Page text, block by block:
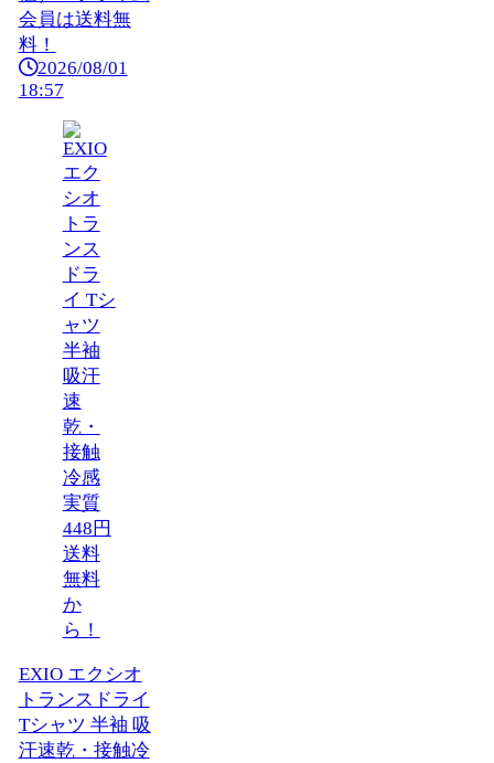
会員は送料無
料！
2026/08/01
18:57
EXIO エクシオ
トランスドライ
Tシャツ 半袖 吸
汗速乾・接触冷